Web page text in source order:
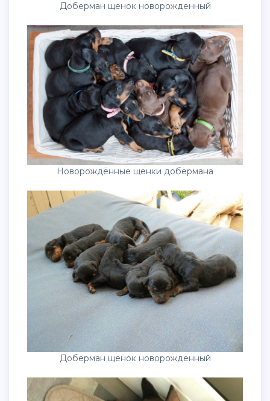
Доберман щенок новорожденный
Новорождённые щенки добермана
Доберман щенок новорожденный